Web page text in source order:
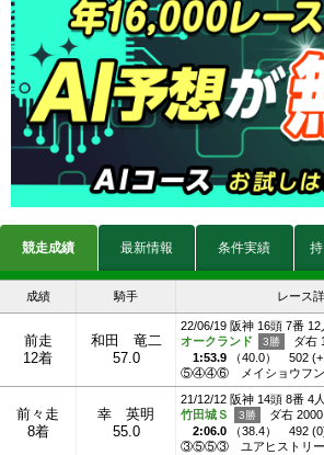
競走成績 最新情報 条件実績
成績 騎手 レース
前走
12着
和田 竜二
57.0
22/06/19 阪神 16頭 7番 12
オークランド
ダ右
1:53.9 （40.0）
502
⑤④④⑥
メイショウフ
前々走
8着
幸 英明
55.0
21/12/12 阪神 14頭 8番 4
竹田城Ｓ
ダ右 2000
2:06.0 （38.4）
492
③⑤⑤③
ユアヒストリ